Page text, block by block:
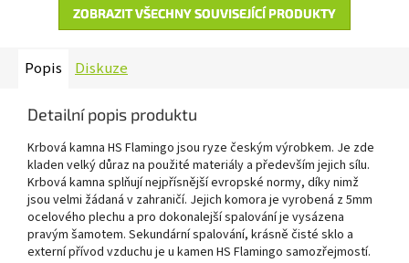
ZOBRAZIT VŠECHNY SOUVISEJÍCÍ PRODUKTY
Popis Diskuze
Detailní popis produktu
Krbová kamna HS Flamingo jsou ryze českým výrobkem. Je zde
kladen velký důraz na použité materiály a především jejich sílu.
Krbová kamna splňují nejpřísnější evropské normy, díky nimž
jsou velmi žádaná v zahraničí. Jejich komora je vyrobená z 5mm
ocelového plechu a pro dokonalejší spalování je vysázena
pravým šamotem. Sekundární spalování, krásně čisté sklo a
externí přívod vzduchu je u kamen HS Flamingo samozřejmostí.